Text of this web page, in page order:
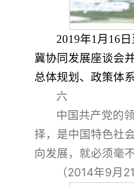
2019年1月16
冀协同发展座谈会
总体规划、政策体
六
中国共产党的
择，是中国特色社
向发展，就必须毫
（2014年9月